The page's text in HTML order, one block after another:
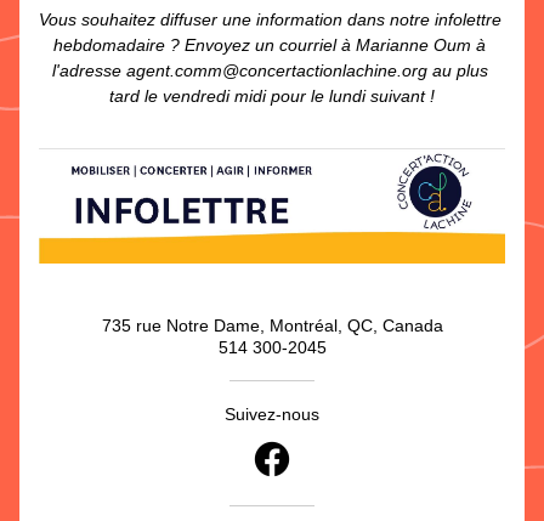
Vous souhaitez diffuser une information dans notre infolettre
hebdomadaire ? Envoyez un courriel à Marianne Oum à
l'adresse agent.comm@concertactionlachine.org au plus
tard le vendredi midi pour le lundi suivant !
735 rue Notre Dame, Montréal, QC, Canada
514 300-2045
Suivez-nous